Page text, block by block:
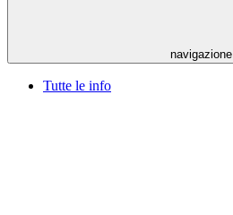
navigazione
Tutte le info